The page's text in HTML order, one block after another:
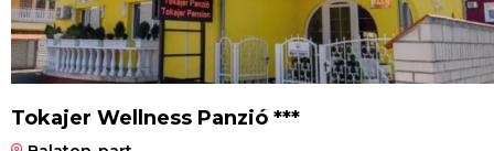
Tokajer Wellness Panzió ***